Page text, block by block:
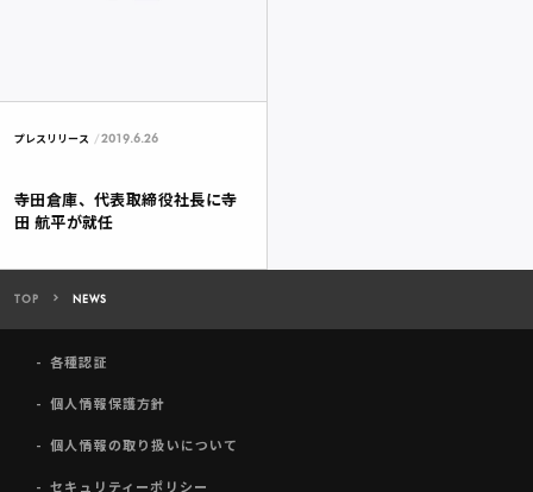
プレスリリース 2019.6.26
寺田倉庫、代表取締役社長に寺
田 航平が就任
TOP NEWS
各種認証
個人情報保護方針
個人情報の取り扱いについて
セキュリティーポリシー